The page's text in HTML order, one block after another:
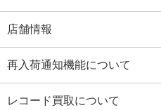
店舗情報
再入荷通知機能について
レコード買取について